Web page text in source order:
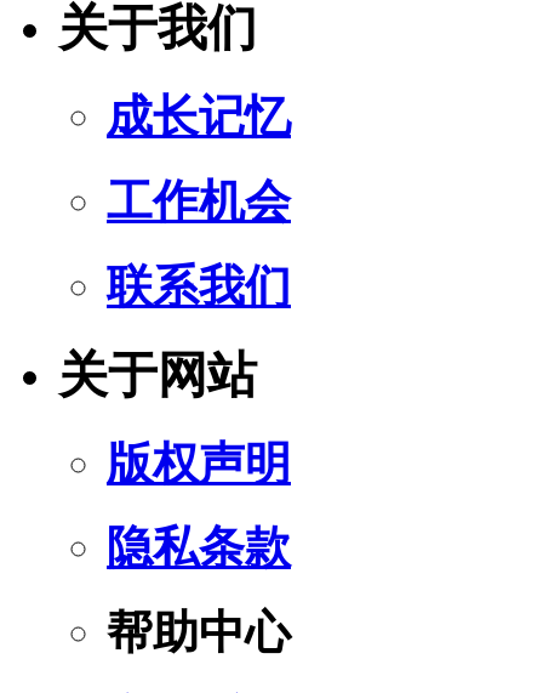
关于我们
成长记忆
工作机会
联系我们
关于网站
版权声明
隐私条款
帮助中心